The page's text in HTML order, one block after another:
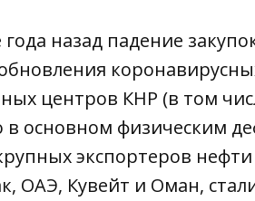
назад падение
центров КНР (в том
в основном физическим
экспортеров нефти
ОАЭ, Кувейт и Оман,